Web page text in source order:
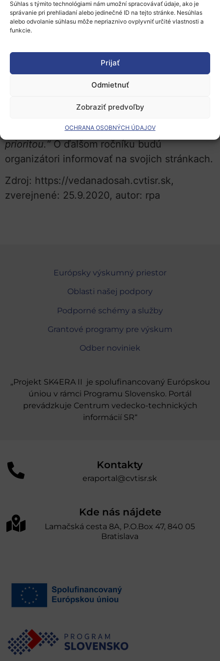
Súhlas s týmito technológiami nám umožní spracovávať údaje, ako je
správanie pri prehliadaní alebo jedinečné ID na tejto stránke. Nesúhlas
alebo odvolanie súhlasu môže nepriaznivo ovplyvniť určité vlastnosti a
funkcie.
Prijať
Odmietnuť
Zobraziť predvoľby
OCHRANA OSOBNÝCH ÚDAJOV
tímov z celého sveta bude určená len pre
rakúskych žiakov.
projekty a skúsenosti s výučbou robotiky
prostredníctvom online aplikácií. Ako uviedol
Peter Wachter, projektový manažér
že sa konferencia na Slovensku nebude
konať, no bezpečnosť je, samozrejme,
prioritou.“O ďalšom ročníku budú
organizátori informovať na svojich stránkach.
Zdroj: https://vedanadosah.cvtisr.sk,
zverejnené: 25.9.2020, autor: rpa
Európsky výskumný priestor
Oblasti našej podpory
Podporné schémy a služby
Grantové programy pre výskum
Odber noviniek
„Projekt SK4ERA II je spolufinancovaný Európskou
úniou v rámci Programu Slovensko. Portál
prevádzkuje Centrum vedecko-technických
informácií SR“
Kontakty
eraportal@cvtisr.sk
Kde nás nájdete
Lamačská cesta 8A, P.O.Box 47, 840 05
Bratislava